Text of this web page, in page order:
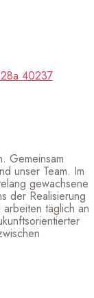
40237
Gemeinsam
unser Team. Im
gewachsene
der Realisierung
täglich an